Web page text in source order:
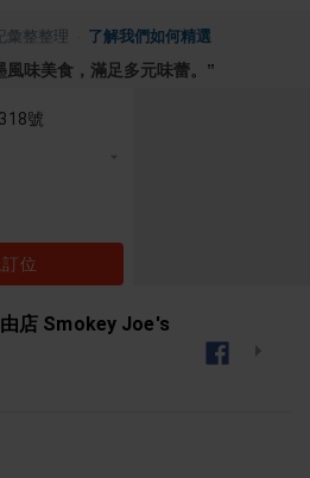
彙整整理 了解我們如何精選
味美食，滿足多元味蕾。 ”
號
位
店 Smokey Joe's